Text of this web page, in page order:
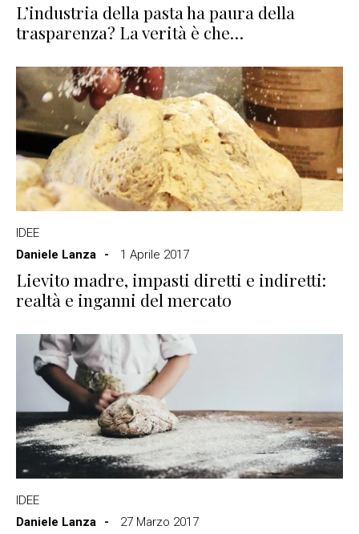
L’industria della pasta ha paura della
trasparenza? La verità è che…
IDEE
Daniele Lanza
1 Aprile 2017
Lievito madre, impasti diretti e indiretti:
realtà e inganni del mercato
IDEE
Daniele Lanza
27 Marzo 2017